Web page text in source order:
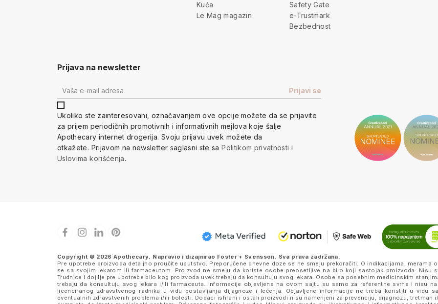
Kuća
Le Mag magazin
Safety Gate
e-Trustmark
Bezbednost
Prijava na newsletter
Ukoliko ste zainteresovani, označavanjem ove opcije možete da se prijavite
za prijem periodičnih promotivnih i informativnih mejlova koje šalje
Apothecary internet drogerija. Svoju prijavu uvek možete da
otkažete. Prijavom na newsletter saglasni ste saPolitikom privatnosti i
Uslovima korišćenja.
Copyright © 2026 Apothecary. Napravio i dizajnirao Foster + Svensson . Sva prava zadržana.
Pre upotrebe proizvoda detaljno proučite uputstvo. Preporučene dnevne doze se ne smeju prekoračiti. O indikacijama, merama
se sa svojim lekarom ili farmaceutom. Proizvod ne smeju da koriste osobe preosetljive na bilo koji sastojak proizvoda. Nisu
Trudnice i dojilje pre upotrebe bilo kog proizvoda uvek trebaju da konsultuju svog lekara. Osobe sa posebnim medicinskim
trebaju da konsultuju svog lekara i/ili farmaceuta. Informacije objavljene na ovom sajtu su samo za referentne svrhe i nisu
licenciranog zdravstvenog radnika u vidu postavljanja dijagnoze i lečenja. Objavljene informacije ne treba koristiti u vidu
eventualnih zdravstvenih problema i/ili bolesti. Dodaci ishrani i ostali proizvodi nisu namenjeni za prevenciju, dijagnozu,